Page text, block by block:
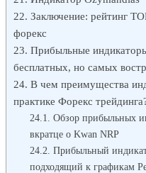
Заключение: рейтинг
форекс
Прибыльные
бесплатных, но самых
В чем преимущества
практике Форекс
Обзор прибыльных
вкратце о Kwan NRP
Прибыльный
подходящий к графикам